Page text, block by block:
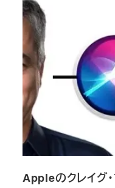
Appleのクレイグ